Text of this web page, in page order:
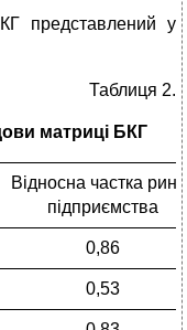
представлений у
Таблиця 2.
матриці БКГ
Відносна частка
підприємства
0,86
0,53